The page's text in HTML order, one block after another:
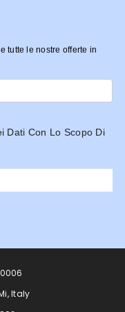
tutte le nostre offerte in
Dati Con Lo Scopo Di
Italy